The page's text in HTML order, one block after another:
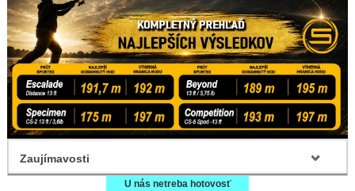
Zaujímavosti
U nás netreba hotovosť